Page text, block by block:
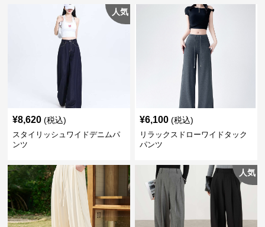
人気
¥8,620 (税込)
スタイリッシュワイドデニムパ
ンツ
¥6,100 (税込)
リラックスドローワイドタック
パンツ
人気